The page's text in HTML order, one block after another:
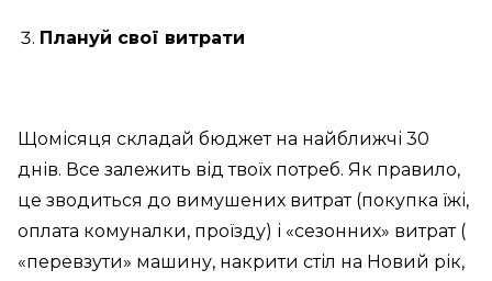
Плануй свої витрати
Щомісяця складай бюджет на найближчі 30
днів. Все залежить від твоїх потреб. Як правило,
це зводиться до вимушених витрат (покупка їжі,
оплата комуналки, проїзду) і «сезонних» витрат (
«перевзути» машину, накрити стіл на Новий рік,